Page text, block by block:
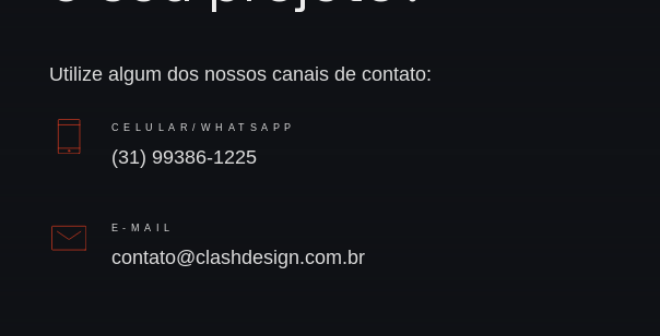
Utilize algum dos nossos canais de contato:
CELULAR/WHATSAPP
(31) 99386-1225
E-MAIL
contato@clashdesign.com.br